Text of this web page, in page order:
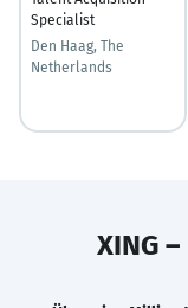
Specialist
Den Haag, The
Netherlands
XING